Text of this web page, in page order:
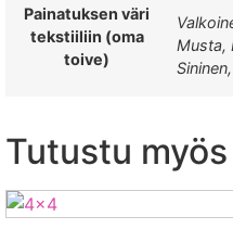
Painatuksen väri
tekstiiliin (oma
toive)
Musta,
Tutustu myös